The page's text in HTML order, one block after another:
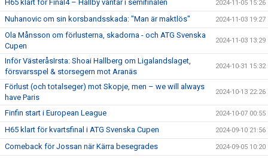
H65 klart för Final4 – Hallby väntar i semifinalen 2024-11-05 15:26
Nuhanovic om sin korsbandsskada: "Man är maktlös" 2024-11-03 19:27
Ola Månsson om förlusterna, skadorna - och ATG Svenska
Cupen
2024-11-03 13:29
Inför VästeråsIrsta: Shoai Hallberg om Ligalandslaget,
försvarsspel & storsegern mot Aranäs
2024-10-31 15:32
Förlust (och totalseger) mot Skopje, men – we will always
have Paris
2024-10-13 22:26
Finfin start i European League 2024-10-07 00:55
H65 klart för kvartsfinal i ATG Svenska Cupen 2024-09-10 21:56
Comeback för Jossan när Kärra besegrades 2024-09-05 10:20